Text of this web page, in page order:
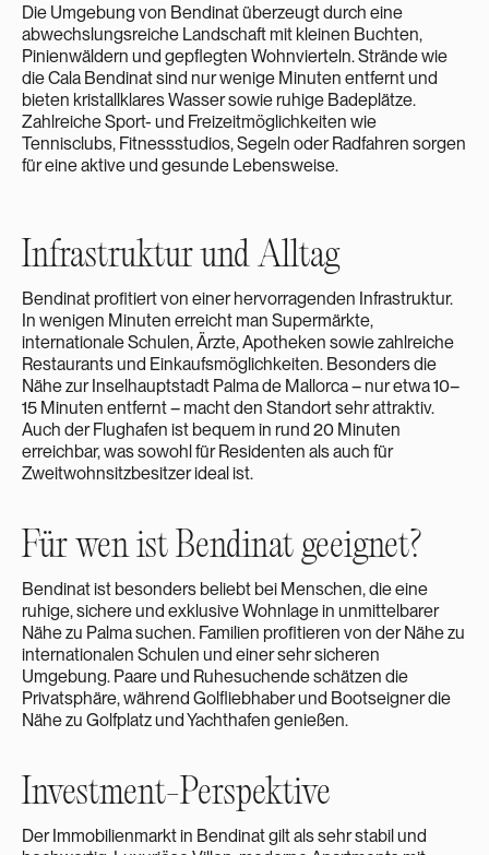
Die Umgebung von Bendinat überzeugt durch eine
abwechslungsreiche Landschaft mit kleinen Buchten,
Pinienwäldern und gepflegten Wohnvierteln. Strände wie
die Cala Bendinat sind nur wenige Minuten entfernt und
bieten kristallklares Wasser sowie ruhige Badeplätze.
Zahlreiche Sport- und Freizeitmöglichkeiten wie
Tennisclubs, Fitnessstudios, Segeln oder Radfahren sorgen
für eine aktive und gesunde Lebensweise.
Infrastruktur und Alltag
Bendinat profitiert von einer hervorragenden Infrastruktur.
In wenigen Minuten erreicht man Supermärkte,
internationale Schulen, Ärzte, Apotheken sowie zahlreiche
Restaurants und Einkaufsmöglichkeiten. Besonders die
Nähe zur Inselhauptstadt Palma de Mallorca – nur etwa 10–
15 Minuten entfernt – macht den Standort sehr attraktiv.
Auch der Flughafen ist bequem in rund 20 Minuten
erreichbar, was sowohl für Residenten als auch für
Zweitwohnsitzbesitzer ideal ist.
Für wen ist Bendinat geeignet?
Bendinat ist besonders beliebt bei Menschen, die eine
ruhige, sichere und exklusive Wohnlage in unmittelbarer
Nähe zu Palma suchen. Familien profitieren von der Nähe zu
internationalen Schulen und einer sehr sicheren
Umgebung. Paare und Ruhesuchende schätzen die
Privatsphäre, während Golfliebhaber und Bootseigner die
Nähe zu Golfplatz und Yachthafen genießen.
Investment-Perspektive
Der Immobilienmarkt in Bendinat gilt als sehr stabil und